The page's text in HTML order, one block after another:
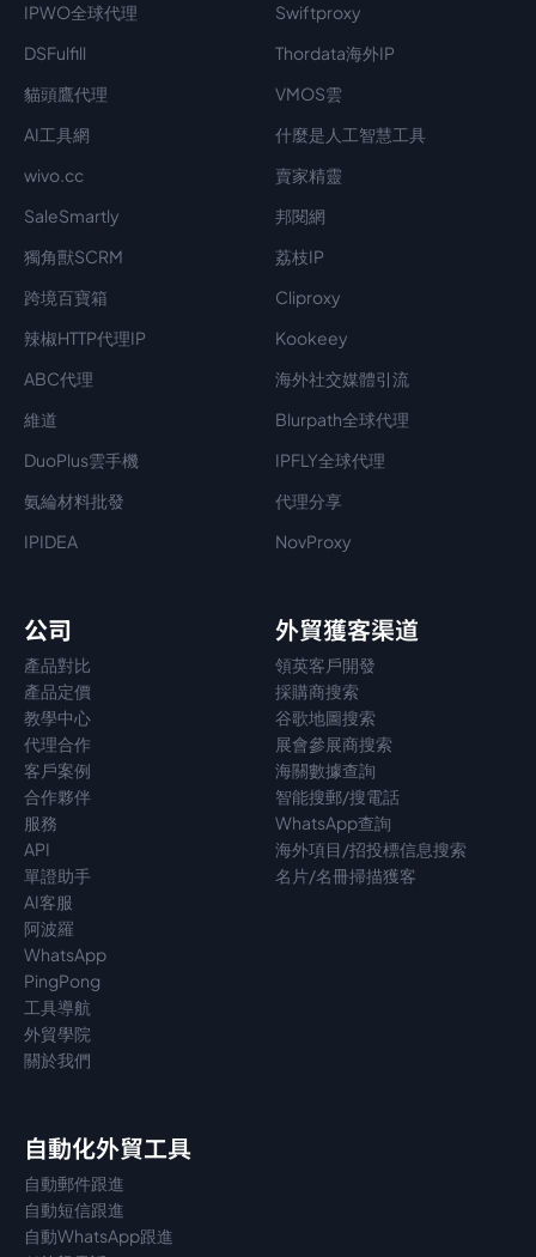
IPWO全球代理
Swiftproxy
DSFulfill
Thordata海外IP
貓頭鷹代理
VMOS雲
AI工具網
什麼是人工智慧工具
wivo.cc
賣家精靈
SaleSmartly
邦閱網
獨角獸SCRM
荔枝IP
跨境百寶箱
Cliproxy
辣椒HTTP代理IP
Kookeey
ABC代理
海外社交媒體引流
維道
Blurpath全球代理
DuoPlus雲手機
IPFLY全球代理
氨綸材料批發
代理分享
IPIDEA
NovProxy
公司
產品對比
產品定價
教學中心
代理合作
客戶案例
合作夥伴
服務
API
單證助手
AI客服
阿波羅
WhatsApp
PingPong
工具導航
外貿學院
關於我們
外貿獲客渠道
領英客戶開發
採購商搜索
谷歌地圖搜索
展會參展商搜索
海關數據查詢
智能搜郵/搜電話
WhatsApp查詢
海外項目/招投標信息搜索
名片/名冊掃描獲客
自動化外貿工具
自動郵件跟進
自動短信跟進
自動WhatsApp跟進